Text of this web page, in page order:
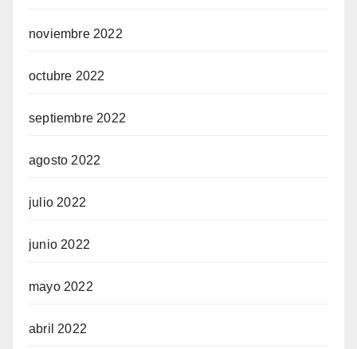
noviembre 2022
octubre 2022
septiembre 2022
agosto 2022
julio 2022
junio 2022
mayo 2022
abril 2022